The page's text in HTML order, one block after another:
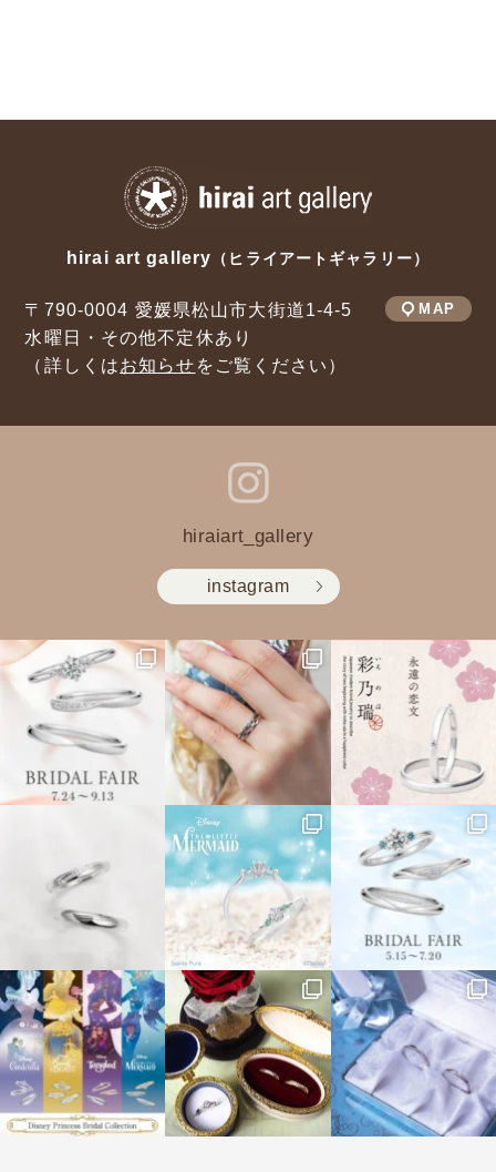
hirai art gallery （ヒライアートギャラリー）
MAP
〒790-0004 愛媛県松山市大街道1-4-5
水曜日・その他不定休あり
（詳しくはお知らせ をご覧ください）
hiraiart_gallery
instagram